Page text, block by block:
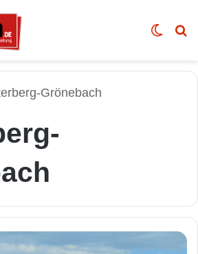
Skin
Grönebach